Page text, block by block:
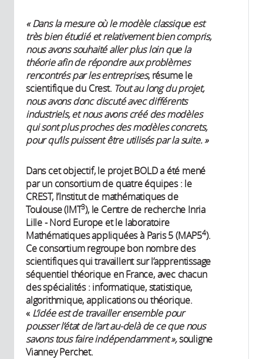
« Dans la mesure où le modèle classique est
très bien étudié et relativement bien compris,
nous avons souhaité aller plus loin que la
théorie afin de répondre aux problèmes
rencontrés par les entreprises, résume le
scientifique du Crest. Tout au long du projet,
nous avons donc discuté avec différents
industriels, et nous avons créé des modèles
qui sont plus proches des modèles concrets,
pour qu’ils puissent être utilisés par la suite. »
Dans cet objectif, le projet BOLD a été mené
par un consortium de quatre équipes : le
CREST, l’Institut de mathématiques de
Toulouse (IMT3), le Centre de recherche Inria
Lille - Nord Europe et le laboratoire
Mathématiques appliquées à Paris 5 (MAP54).
Ce consortium regroupe bon nombre des
scientifiques qui travaillent sur l’apprentissage
séquentiel théorique en France, avec chacun
des spécialités : informatique, statistique,
algorithmique, applications ou théorique.
« L’idée est de travailler ensemble pour
pousser l’état de l’art au-delà de ce que nous
savons tous faire indépendamment »,souligne
Vianney Perchet.